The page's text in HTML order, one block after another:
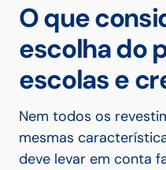
O que
escolha do
escolas e
Nem todos os
mesmas
deve levar em conta